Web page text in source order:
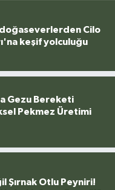
doğaseverlerden Cilo
keşif yolculuğu
Gezu Bereketi
Pekmez Üretimi
Şırnak Otlu Peyniri!